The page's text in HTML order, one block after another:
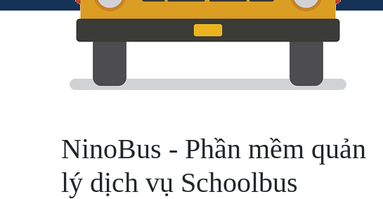
NinoBus - Phần mềm quản
lý dịch vụ Schoolbus